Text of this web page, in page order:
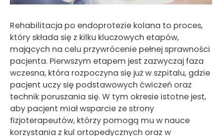
Rehabilitacja po endoprotezie kolana to proces,
który składa się z kilku kluczowych etapów,
mających na celu przywrócenie pełnej sprawności
pacjenta. Pierwszym etapem jest zazwyczaj faza
wczesna, która rozpoczyna się już w szpitalu, gdzie
pacjent uczy się podstawowych ćwiczeń oraz
technik poruszania się. W tym okresie istotne jest,
aby pacjent miał wsparcie ze strony
fizjoterapeutów, którzy pomogą mu w nauce
korzystania z kul ortopedycznych oraz w